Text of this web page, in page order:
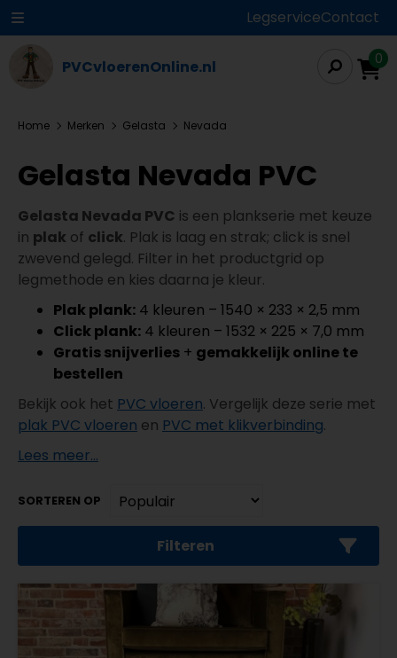
LegserviceContact
PVCvloerenOnline.nl 0
Home Merken Gelasta Nevada
Gelasta Nevada PVC
Gelasta Nevada PVC is een plankserie met keuze
in plak of click. Plak is laag en strak; click is snel
zwevend gelegd. Filter in het productgrid op
legmethode en kies daarna je kleur.
Plak plank: 4 kleuren – 1540 × 233 × 2,5 mm
Click plank: 4 kleuren – 1532 × 225 × 7,0 mm
Gratis snijverlies + gemakkelijk online te
bestellen
Bekijk ook het PVC vloeren. Vergelijk deze serie met
plak PVC vloeren en PVC met klikverbinding.
Lees meer...
SORTEREN OP
Filteren